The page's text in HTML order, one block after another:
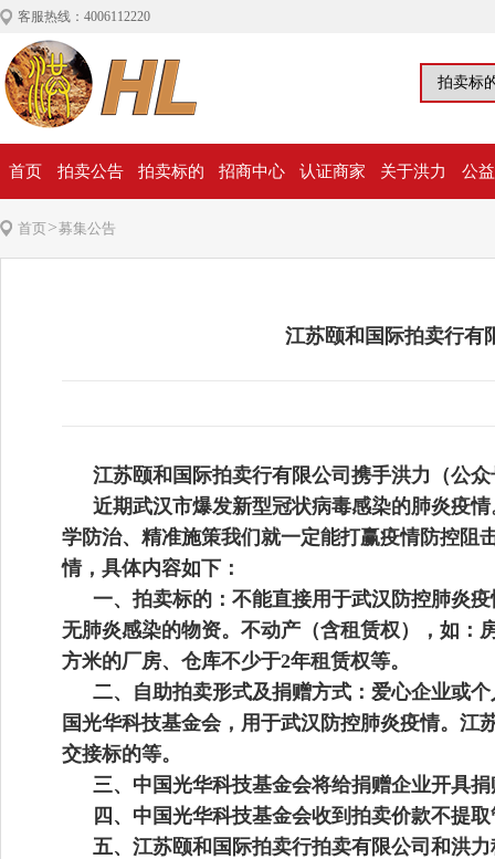
客服热线：4006112220
首页 拍卖公告 拍卖标的 招商中心 认证商家 关于洪力 公
首页>募集公告
江苏颐和国际拍卖行有
江苏颐和国际拍卖行有限公司 携手洪力（公
近期武汉市爆发新型冠状病毒感染的肺炎疫
学防治、精准施策我们就一定能打赢疫情防控阻
情，具体内容如下：
一、拍卖标的：不能直接用于武汉防控肺炎
无肺炎感染的物资。不动产（含租赁权），如：
方米的厂房、仓库不少于2年租赁权等。
二、自助拍卖形式及捐赠方式：爱心企业或
国光华科技基金会，用于武汉防控肺炎疫情。
交接标的等。
三、中国光华科技基金会将给捐赠企业开具
四、中国光华科技基金会收到拍卖价款不提
五、江苏颐和国际拍卖行拍卖有限公司和洪